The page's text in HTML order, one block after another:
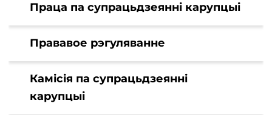
Праца па супрацьдзеянні карупцыі
Прававое рэгуляванне
Камісія па супрацьдзеянні
карупцыі